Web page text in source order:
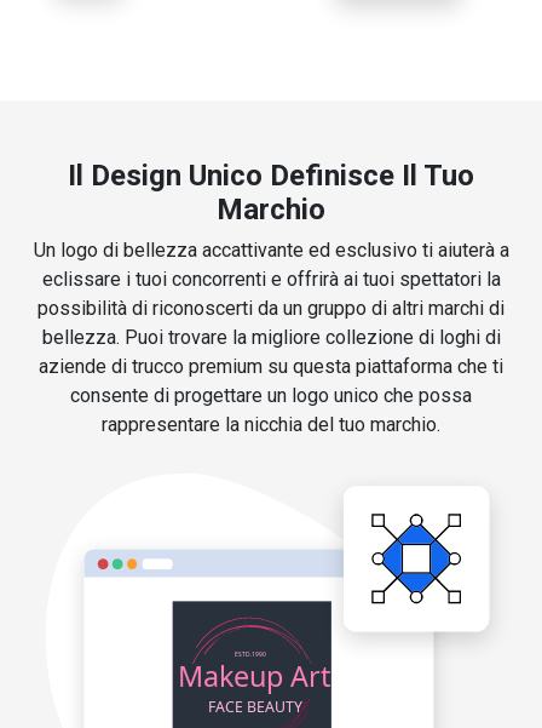
Il Design Unico Definisce Il Tuo
Marchio
Un logo di bellezza accattivante ed esclusivo ti aiuterà a
eclissare i tuoi concorrenti e offrirà ai tuoi spettatori la
possibilità di riconoscerti da un gruppo di altri marchi di
bellezza. Puoi trovare la migliore collezione di loghi di
aziende di trucco premium su questa piattaforma che ti
consente di progettare un logo unico che possa
rappresentare la nicchia del tuo marchio.